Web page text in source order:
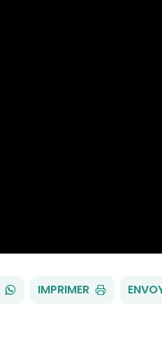
WHATSAPP
IMPRIMER